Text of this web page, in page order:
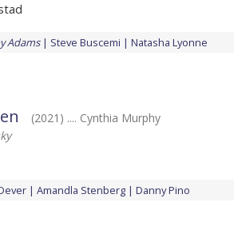
Adams Steve Buscemi Natasha Lyonne
(2021) .... Cynthia Murphy
Amandla Stenberg Danny Pino